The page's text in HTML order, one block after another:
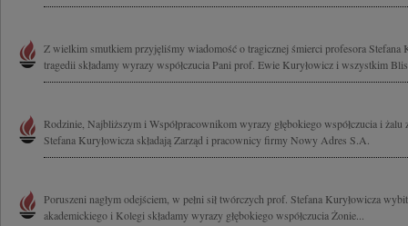
Z wielkim smutkiem przyjęliśmy wiadomość o tragicznej śmierci profesora
tragedii składamy wyrazy współczucia Pani prof. Ewie Kuryłowicz i wszystkim
Rodzinie, Najbliższym i Współpracownikom wyrazy głębokiego współczucia i
Stefana Kuryłowicza składają Zarząd i pracownicy firmy Nowy Adres S.A.
Poruszeni nagłym odejściem, w pełni sił twórczych prof. Stefana Kuryłowicza
akademickiego i Kolegi składamy wyrazy głębokiego współczucia Żonie...